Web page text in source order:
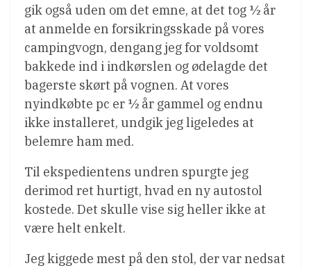
gik også uden om det emne, at det tog ½ år
at anmelde en forsikringsskade på vores
campingvogn, dengang jeg for voldsomt
bakkede ind i indkørslen og ødelagde det
bagerste skørt på vognen. At vores
nyindkøbte pc er ½ år gammel og endnu
ikke installeret, undgik jeg ligeledes at
belemre ham med.
Til ekspedientens undren spurgte jeg
derimod ret hurtigt, hvad en ny autostol
kostede. Det skulle vise sig heller ikke at
være helt enkelt.
Jeg kiggede mest på den stol, der var nedsat